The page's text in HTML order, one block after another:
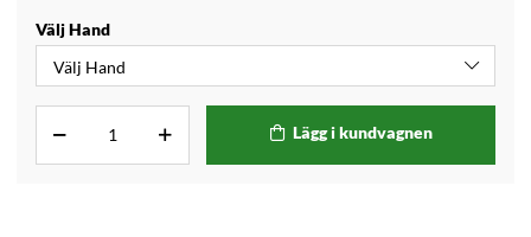
Välj Hand
Lägg i kundvagnen